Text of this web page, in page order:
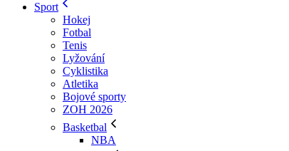
Sport
Hokej
Fotbal
Tenis
Lyžování
Cyklistika
Atletika
Bojové sporty
ZOH 2026
Basketbal
NBA